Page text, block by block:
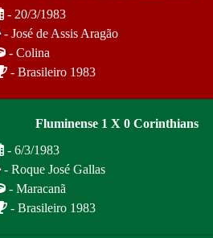
- 20/3/1983
- José de Assis Aragão
- Colina
- Brasileiro 1983
Fluminense 1 X 0 Corinthians
- 6/3/1983
- Roque José Gallas
- Maracanã
- Brasileiro 1983